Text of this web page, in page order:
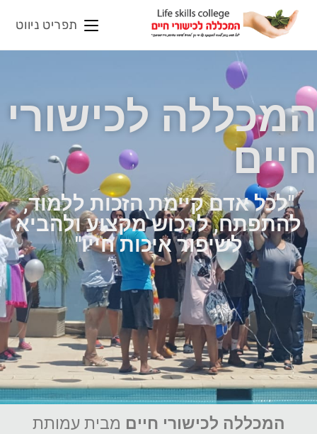
תפריט ניווט
המכללה לכישורי
חיים
"לכל אדם קיימת הזכות ללמוד,
להתפתח, לרכוש מקצוע ולהביא
לשיפור איכות חייו"
המכללה לכישורי חיים מבית עמותת